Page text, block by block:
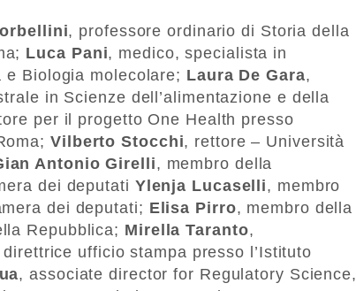
, professore ordinario di Storia della
Luca Pani, medico, specialista in
Biologia molecolare; Laura De Gara,
in Scienze dell’alimentazione e della
per il progetto One Health presso
Vilberto Stocchi, rettore – Università
Antonio Girelli, membro della
dei deputati Ylenja Lucaselli, membro
dei deputati; Elisa Pirro, membro della
Repubblica; Mirella Taranto,
ufficio stampa presso l’Istituto
, associate director for Regulatory Science,